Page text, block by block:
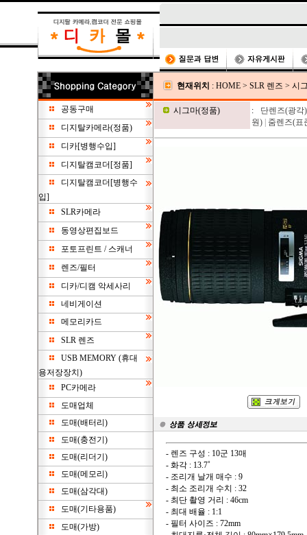
공동구매
디지탈카메라(정품)
디카[병행수입]
디지탈캠코더[정품]
디지탈캠코더[병행수
입]
SLR카메라
동영상편집보드
포토프린트 / 스캐너
렌즈/필터
디카/디캠 악세사리
네비게이션
메모리카드
SLR 렌즈
USB MEMORY (휴대
용저장장치)
PC카메라
도매업체
도매(배터리)
도매(충전기)
도매(리더기)
도매(메모리)
도매(삼각대)
도매(기타용품)
도매(가방)
현재위치 : HOME > SLR 렌즈 > 시
시그마(정품) :
단렌즈(광각)
원)
줌렌즈(표
- 렌즈 구성 : 10군 13매
- 화각 : 13.7˚
- 조리개 날개 매수 : 9
- 최소 조리개 수치 : 32
- 최단 촬영 거리 : 46cm
- 최대 배율 : 1:1
- 필터 사이즈 : 72mm